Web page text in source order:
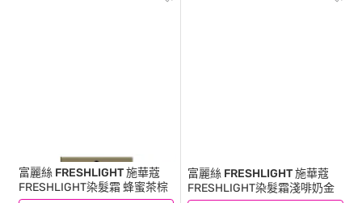
富麗絲 FRESHLIGHT施華蔻
FRESHLIGHT染髮霜 蜂蜜茶棕
富麗絲 FRESHLIGHT施華蔻
FRESHLIGHT染髮霜淺啡奶金